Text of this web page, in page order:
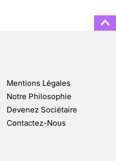
FAIT SURFACE À
MARSEILLE (1/5)
10 jan 2022
Mentions Légales
Notre Philosophie
Devenez Sociétaire
Contactez-Nous